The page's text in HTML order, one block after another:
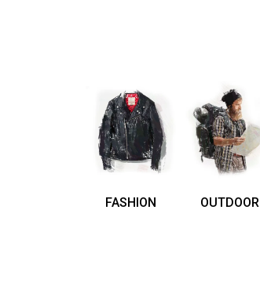
FASHION OUTDOOR